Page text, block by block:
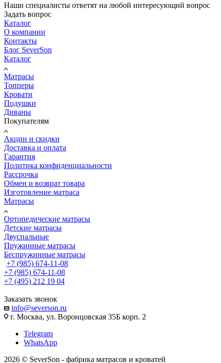
Наши специалисты ответят на любой интересующий вопрос
Задать вопрос
Каталог
О компании
Контакты
Блог SeverSon
Каталог
Матрасы
Топперы
Кровати
Подушки
Диваны
Покупателям
Акции и скидки
Доставка и оплата
Гарантия
Политика конфиденциальности
Рассрочка
Обмен и возврат товара
Изготовление матраса
Матрасы
Ортопедические матрасы
Детские матрасы
Двуспальные
Пружинные матрасы
Беспружинные матрасы
+7 (985) 674-11-08
+7 (985) 674-11-08
+7 (495) 212 19 04
Заказать звонок
info@severson.ru
г. Москва, ул. Воронцовская 35Б корп. 2
Telegram
WhatsApp
2026 © SeverSon - фабрика матрасов и кроватей